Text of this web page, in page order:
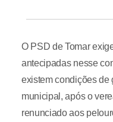
O PSD de Tomar
antecipadas nesse
existem condições de
municipal, após o
renunciado aos